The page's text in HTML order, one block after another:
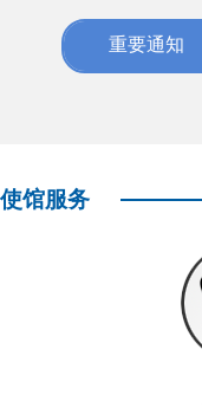
重要通知
使馆服务